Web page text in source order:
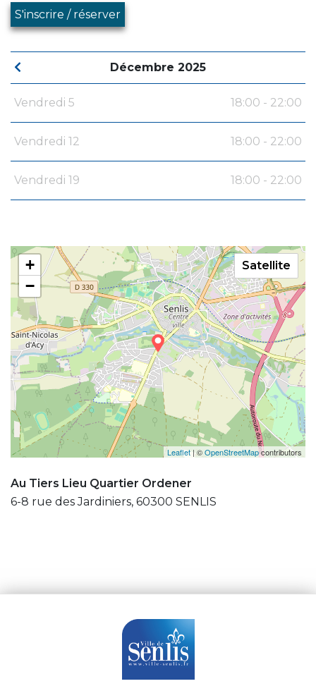
S'inscrire / réserver
Décembre 2025
Vendredi 5 18:00 - 22:00
Vendredi 12 18:00 - 22:00
Vendredi 19 18:00 - 22:00
+
−
Leaflet | ©OpenStreetMapcontributors
Satellite
Au Tiers Lieu Quartier Ordener
6-8 rue des Jardiniers, 60300 SENLIS